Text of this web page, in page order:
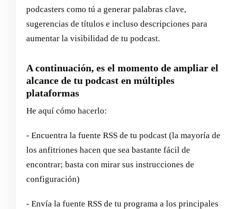
podcasters como tú a generar palabras clave,
sugerencias de títulos e incluso descripciones para
aumentar la visibilidad de tu podcast.
A continuación, es el momento de ampliar el
alcance de tu podcast en múltiples
plataformas
He aquí cómo hacerlo:
- Encuentra la fuente RSS de tu podcast (la mayoría de
los anfitriones hacen que sea bastante fácil de
encontrar; basta con mirar sus instrucciones de
configuración)
- Envía la fuente RSS de tu programa a los principales